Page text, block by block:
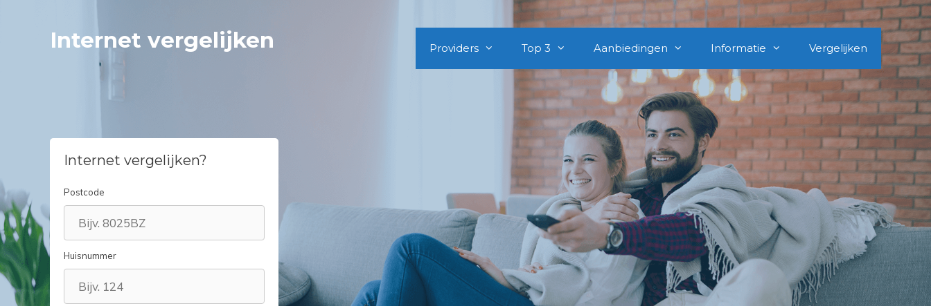
Internet vergelijken Providers Top 3 Aanbiedingen Informatie Vergelijken
Internet vergelijken?
Postcode
Huisnummer